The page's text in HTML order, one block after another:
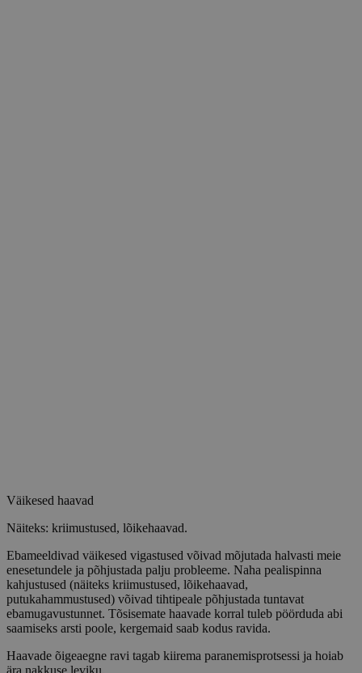
Väikesed haavad
Näiteks: kriimustused, lõikehaavad.
Ebameeldivad väikesed vigastused võivad mõjutada halvasti meie
enesetundele ja põhjustada palju probleeme. Naha pealispinna
kahjustused (näiteks kriimustused, lõikehaavad,
putukahammustused) võivad tihtipeale põhjustada tuntavat
ebamugavustunnet. Tõsisemate haavade korral tuleb pöörduda abi
saamiseks arsti poole, kergemaid saab kodus ravida.
Haavade õigeaegne ravi tagab kiirema paranemisprotsessi ja hoiab